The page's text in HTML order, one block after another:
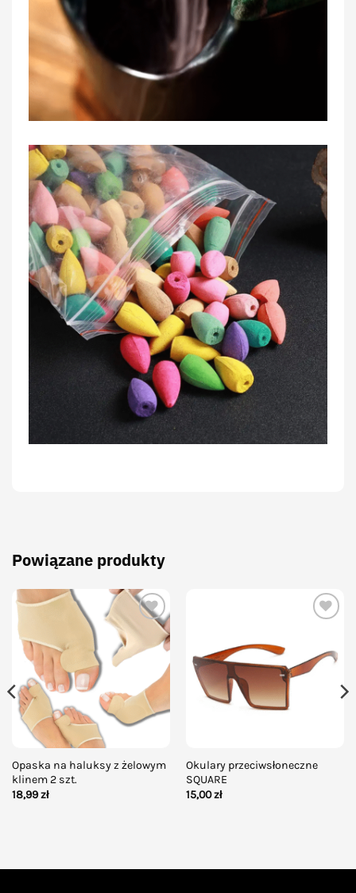
Powiązane produkty
Add to
wishlist
Opaska na haluksy z żelowym
klinem 2 szt.
18,99zł
Okulary przeciwsłoneczne
SQUARE
15,00zł